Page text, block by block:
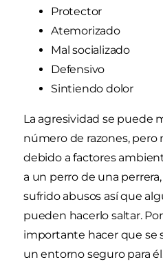
Protector
Atemorizado
Mal socializado
Defensivo
Sintiendo dolor
La agresividad se puede
número de razones, pero
debido a factores
a un perro de una
sufrido abusos así que
pueden hacerlo saltar.
importante hacer que se
un entorno seguro para